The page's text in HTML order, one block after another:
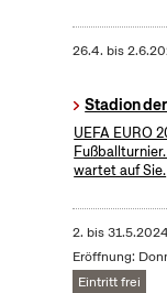
26.4. bis
Stadion
UEFA EURO
wartet auf Sie.
2. bis31.5.2024
Eröffnung:
Eintritt frei